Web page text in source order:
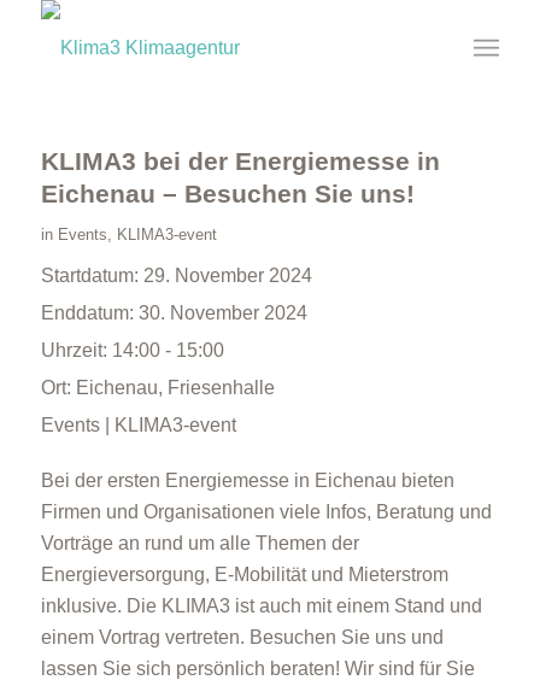
KLIMA3 bei der Energiemesse in
Eichenau – Besuchen Sie uns!
in Events, KLIMA3-event
Startdatum: 29. November 2024
Enddatum: 30. November 2024
Uhrzeit: 14:00 - 15:00
Ort: Eichenau, Friesenhalle
Events | KLIMA3-event
Bei der ersten Energiemesse in Eichenau bieten
Firmen und Organisationen viele Infos, Beratung und
Vorträge an rund um alle Themen der
Energieversorgung, E-Mobilität und Mieterstrom
inklusive. Die KLIMA3 ist auch mit einem Stand und
einem Vortrag vertreten. Besuchen Sie uns und
lassen Sie sich persönlich beraten! Wir sind für Sie